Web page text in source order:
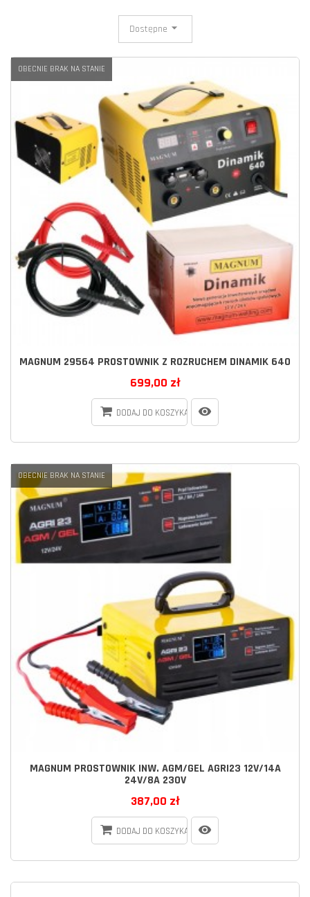
Dostępne
MAGNUM 29564 PROSTOWNIK Z ROZRUCHEM DINAMIK 640
699,00 zł
DODAJ DO KOSZYKA
OBECNIE BRAK NA STANIE
MAGNUM PROSTOWNIK INW. AGM/GEL AGRI23 12V/14A
24V/8A 230V
387,00 zł
DODAJ DO KOSZYKA
OBECNIE BRAK NA STANIE